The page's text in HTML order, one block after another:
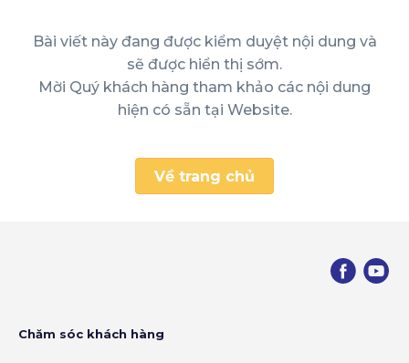
Bài viết này đang được kiểm duyệt nội dung và
sẽ được hiển thị sớm.
Mời Quý khách hàng tham khảo các nội dung
hiện có sẵn tại Website.
Về trang chủ
Chăm sóc khách hàng